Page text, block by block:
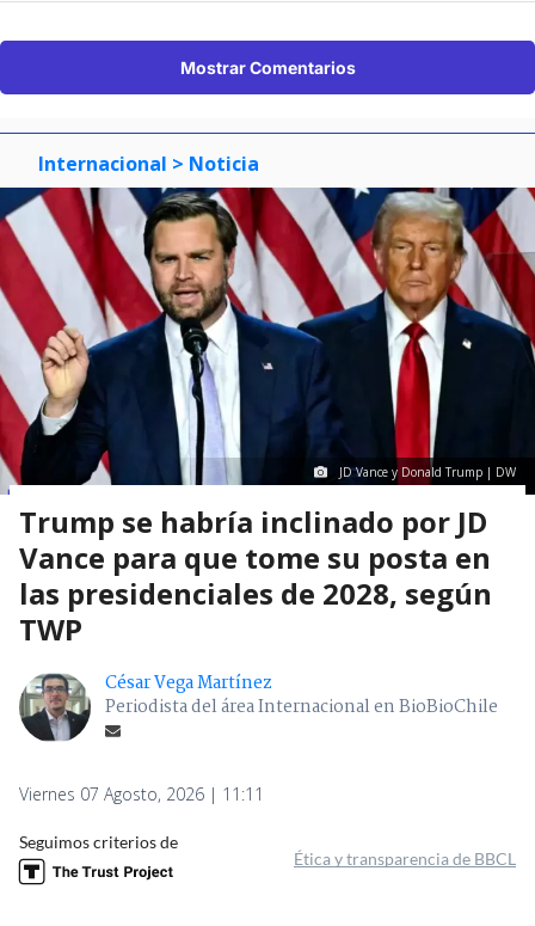
Mostrar Comentarios
Internacional > Noticia
JD Vance y Donald Trump | DW
Trump se habría inclinado por JD
Vance para que tome su posta en
las presidenciales de 2028, según
TWP
César Vega Martínez
Periodista del área Internacional en BioBioChile
Viernes 07 Agosto, 2026 | 11:11
Seguimos criterios de
Ética y transparencia de BBCL